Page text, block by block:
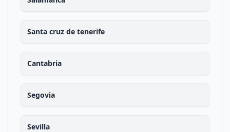
Santa cruz de tenerife
Cantabria
Segovia
Sevilla